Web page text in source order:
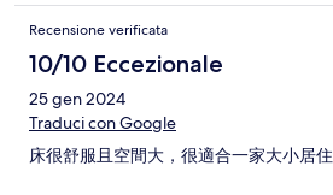
Recensione verificata
10/10 Eccezionale
25 gen 2024
Traduci con Google
床很舒服且空間大，很適合一家大小居住